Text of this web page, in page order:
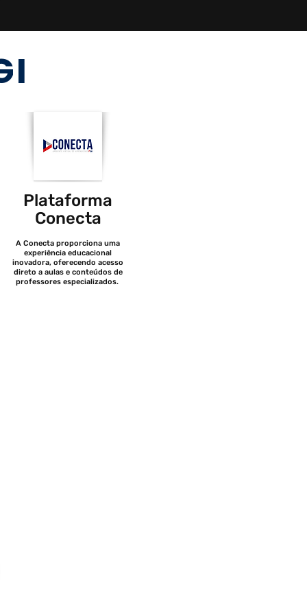
Plataforma
Conecta
A Conecta proporciona uma
experiência educacional
inovadora, oferecendo acesso
direto a aulas e conteúdos de
professores especializados.